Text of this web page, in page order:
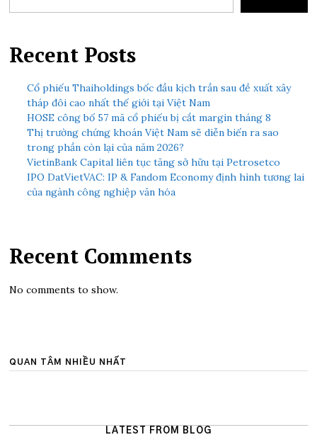
Recent Posts
Cổ phiếu Thaiholdings bốc đầu kịch trần sau đề xuất xây
tháp đôi cao nhất thế giới tại Việt Nam
HOSE công bố 57 mã cổ phiếu bị cắt margin tháng 8
Thị trường chứng khoán Việt Nam sẽ diễn biến ra sao
trong phần còn lại của năm 2026?
VietinBank Capital liên tục tăng sở hữu tại Petrosetco
IPO DatVietVAC: IP & Fandom Economy định hình tương lai
của ngành công nghiệp văn hóa
Recent Comments
No comments to show.
QUAN TÂM NHIỀU NHẤT
LATEST FROM BLOG